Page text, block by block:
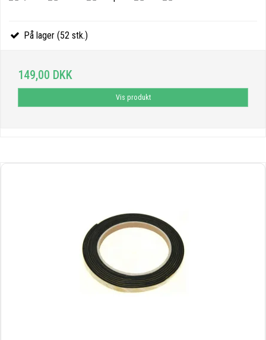
På lager (52 stk.)
149,00 DKK
Vis produkt